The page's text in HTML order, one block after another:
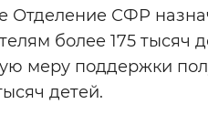
Цвет сайта
Инверсивный
Отделение СФР
более 175 тысяч
меру поддержки
детей.